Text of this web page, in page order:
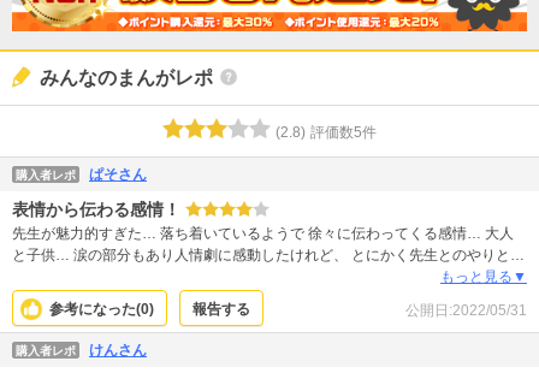
みんなのまんがレポ
(2.8) 評価数5件
購入者レポ ぱそさん
表情から伝わる感情！
先生が魅力的すぎた… 落ち着いているようで 徐々に伝わってくる感情… 大人
と子供… 涙の部分もあり人情劇に感動したけれど、 とにかく先生とのやりとり
ぁ。
もっと見る▼
参考になった(0) 報告する 公開日:2022/05/31
購入者レポ けんさん